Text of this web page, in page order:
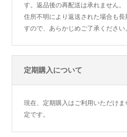
す。返品後の再配送は承れません。
住所不明により返送された場合も長
すので、あらかじめご了承ください。
定期購入について
現在、定期購入はご利用いただけ
定です。